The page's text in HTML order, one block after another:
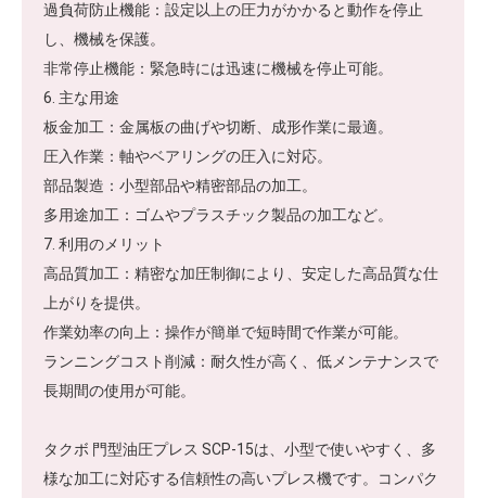
過負荷防止機能：設定以上の圧力がかかると動作を停止
し、機械を保護。
非常停止機能：緊急時には迅速に機械を停止可能。
6. 主な用途
板金加工：金属板の曲げや切断、成形作業に最適。
圧入作業：軸やベアリングの圧入に対応。
部品製造：小型部品や精密部品の加工。
多用途加工：ゴムやプラスチック製品の加工など。
7. 利用のメリット
高品質加工：精密な加圧制御により、安定した高品質な仕
上がりを提供。
作業効率の向上：操作が簡単で短時間で作業が可能。
ランニングコスト削減：耐久性が高く、低メンテナンスで
長期間の使用が可能。
タクボ 門型油圧プレス SCP-15は、小型で使いやすく、多
様な加工に対応する信頼性の高いプレス機です。コンパク